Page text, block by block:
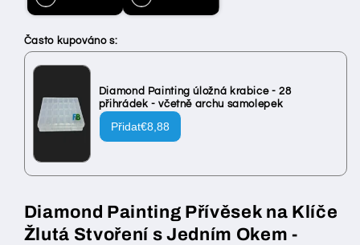
oboustrannéoboustranné
Často kupováno s:
Diamond Painting úložná krabice - 28
přihrádek - včetně archu samolepek
Přidat€8,88
Diamond Painting Přívěsek na Klíče
Žlutá Stvoření s Jedním Okem -